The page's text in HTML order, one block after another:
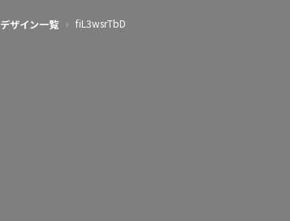
デザイン一覧 › fiL3wsrTbD